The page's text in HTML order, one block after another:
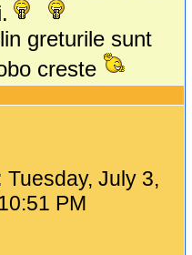
greturile sunt
creste
Tuesday, July 3,
PM